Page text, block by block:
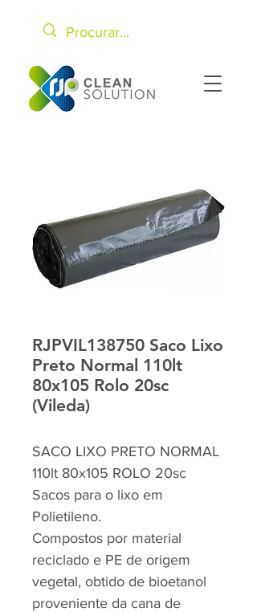
RJPVIL138750 Saco Lixo
Preto Normal 110lt
80x105 Rolo 20sc
(Vileda)
SACO LIXO PRETO NORMAL
110lt 80x105 ROLO 20sc
Sacos para o lixo em
Polietileno.
Compostos por material
reciclado e PE de origem
vegetal, obtido de bioetanol
proveniente da cana de